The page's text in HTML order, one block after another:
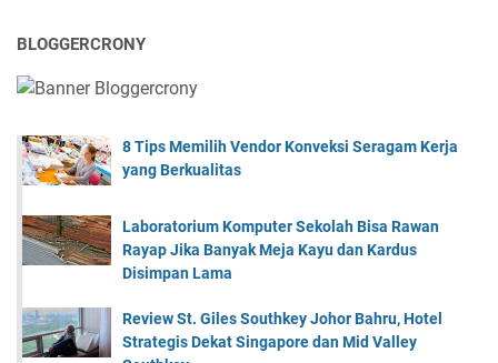
BLOGGERCRONY
8 Tips Memilih Vendor Konveksi Seragam Kerja
yang Berkualitas
Laboratorium Komputer Sekolah Bisa Rawan
Rayap Jika Banyak Meja Kayu dan Kardus
Disimpan Lama
Review St. Giles Southkey Johor Bahru, Hotel
Strategis Dekat Singapore dan Mid Valley